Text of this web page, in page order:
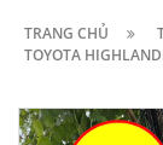
TRANG CHỦ
TOYOTA